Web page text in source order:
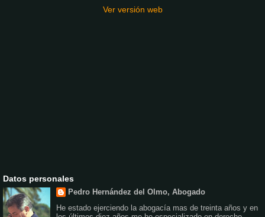
Ver versión web
Datos personales
Pedro Hernández del Olmo, Abogado
He estado ejerciendo la abogacía mas de treinta años y en